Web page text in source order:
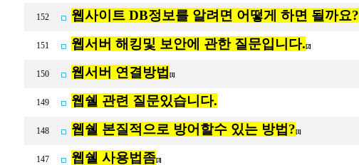
152 웹사이트 DB정보를 알려면 어떻게 하면 될까요?
151 웹서버 해킹및 보안에 관한 질문입니다. [2]
150 웹서버 연결방법 [1]
149 웹쉘 관련 질문있습니다.
148 웹쉘 본질적으로 방어할수 있는 방법? [1]
147 웹쉘 사용법좀[3]